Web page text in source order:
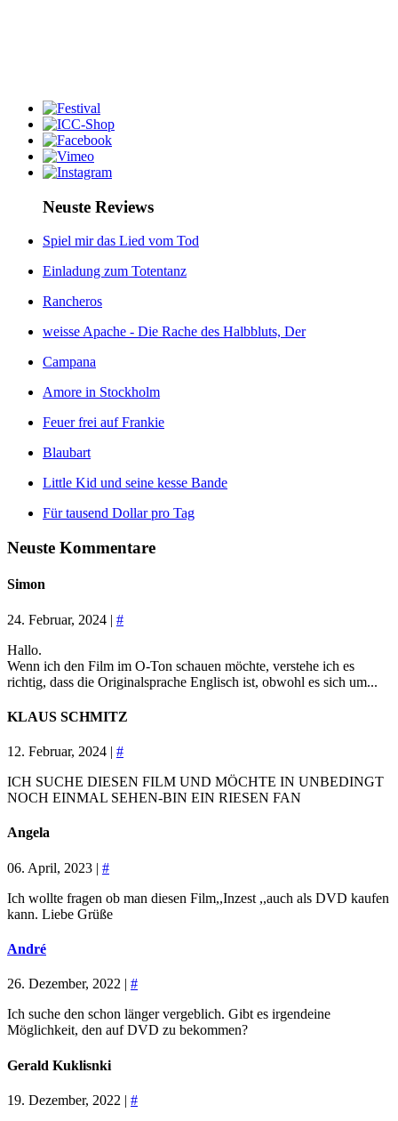
Neuste Reviews
Spiel mir das Lied vom Tod
Einladung zum Totentanz
Rancheros
weisse Apache - Die Rache des Halbbluts, Der
Campana
Amore in Stockholm
Feuer frei auf Frankie
Blaubart
Little Kid und seine kesse Bande
Für tausend Dollar pro Tag
Neuste Kommentare
Simon
24. Februar, 2024 | #
Hallo.
Wenn ich den Film im O-Ton schauen möchte, verstehe ich es
richtig, dass die Originalsprache Englisch ist, obwohl es sich um...
KLAUS SCHMITZ
12. Februar, 2024 | #
ICH SUCHE DIESEN FILM UND MÖCHTE IN UNBEDINGT
NOCH EINMAL SEHEN-BIN EIN RIESEN FAN
Angela
06. April, 2023 | #
Ich wollte fragen ob man diesen Film,,Inzest ,,auch als DVD kaufen
kann. Liebe Grüße
André
26. Dezember, 2022 | #
Ich suche den schon länger vergeblich. Gibt es irgendeine
Möglichkeit, den auf DVD zu bekommen?
Gerald Kuklisnki
19. Dezember, 2022 | #